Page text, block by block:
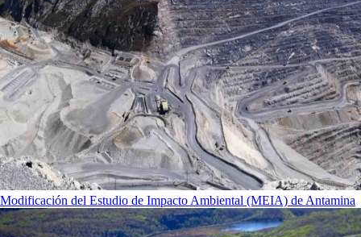
Modificación del Estudio de Impacto Ambiental (MEIA) de Antamina